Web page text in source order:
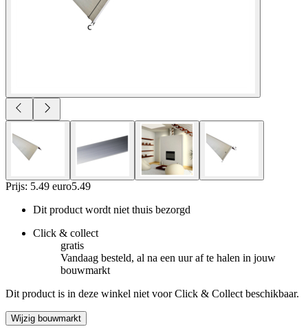
Prijs: 5.49 euro5.49
Dit product wordt niet thuis bezorgd
Click & collect
gratis
Vandaag besteld, al na een uur af te halen in jouw
bouwmarkt
Dit product is in deze winkel niet voor Click & Collect beschikbaar.
Wijzig bouwmarkt